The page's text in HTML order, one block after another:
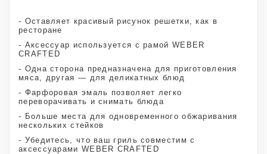
- Оставляет красивый рисунок решетки, как в
ресторане
- Аксессуар используется с рамой WEBER
CRAFTED
- Одна сторона предназначена для приготовления
мяса, другая — для деликатных блюд
- Фарфоровая эмаль позволяет легко
переворачивать и снимать блюда
- Больше места для одновременного обжаривания
нескольких стейков
- Убедитесь, что ваш гриль совместим с
аксессуарами WEBER CRAFTED